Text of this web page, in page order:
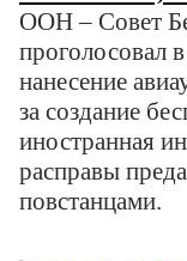
ООН – Совет
проголосовал
нанесение
за создание
иностранная
расправы
повстанцами.